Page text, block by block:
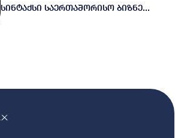
სინტაქსი საერთაშორისო ბიზნე...